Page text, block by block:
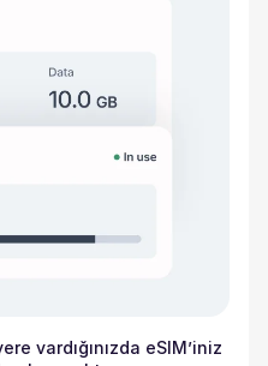
vardığınızda eSIM’iniz